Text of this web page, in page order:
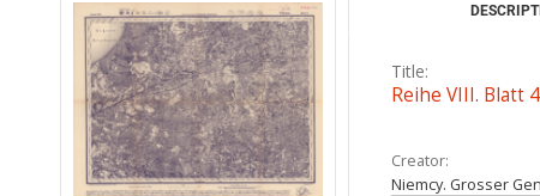
Title:
Reihe VIII. Blatt
Creator:
Niemcy. Grosser